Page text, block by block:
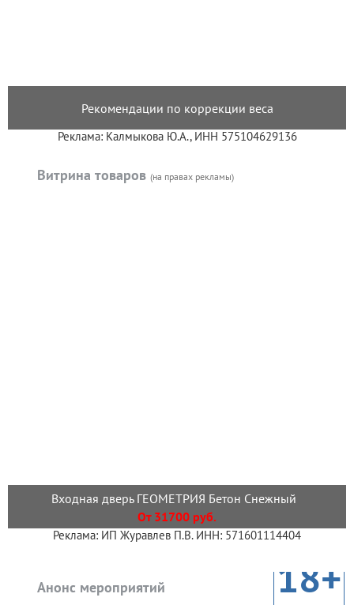
Рекомендации по коррекции веса
Реклама: Калмыкова Ю.А., ИНН 575104629136
Витрина товаров (на правах рекламы)
Входная дверь ГЕОМЕТРИЯ Бетон Снежный
От 31700 руб.
Реклама: ИП Журавлев П.В. ИНН: 571601114404
Анонс мероприятий 18+